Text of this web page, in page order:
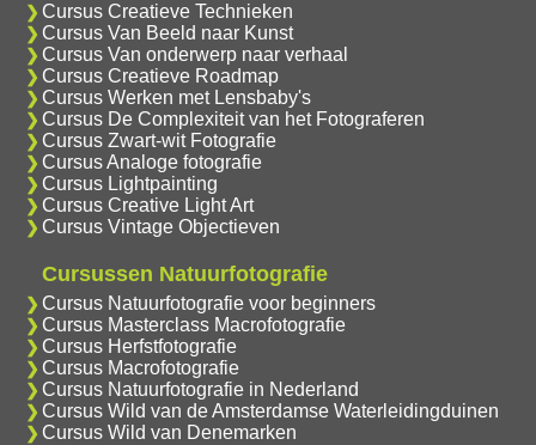
Cursus Creatieve Technieken
Cursus Van Beeld naar Kunst
Cursus Van onderwerp naar verhaal
Cursus Creatieve Roadmap
Cursus Werken met Lensbaby's
Cursus De Complexiteit van het Fotograferen
Cursus Zwart-wit Fotografie
Cursus Analoge fotografie
Cursus Lightpainting
Cursus Creative Light Art
Cursus Vintage Objectieven
Cursussen Natuurfotografie
Cursus Natuurfotografie voor beginners
Cursus Masterclass Macrofotografie
Cursus Herfstfotografie
Cursus Macrofotografie
Cursus Natuurfotografie in Nederland
Cursus Wild van de Amsterdamse Waterleidingduinen
Cursus Wild van Denemarken